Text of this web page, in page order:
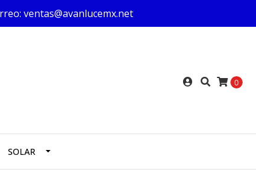
ventas@avanlucemx.net
0
SOLAR